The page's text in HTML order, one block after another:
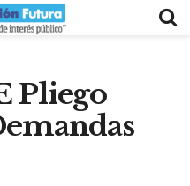
Pliego